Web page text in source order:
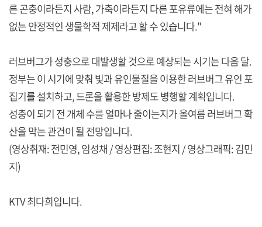
른 곤충이라든지 사람, 가축이라든지 다른 포유류에는 전혀 해가
없는 안정적인 생물학적 제제라고 할 수 있습니다."
러브버그가 성충으로 대발생할 것으로 예상되는 시기는 다음 달.
정부는 이 시기에 맞춰 빛과 유인물질을 이용한 러브버그 유인 포
집기를 설치하고, 드론을 활용한 방제도 병행할 계획입니다.
성충이 되기 전 개체 수를 얼마나 줄이는지가 올여름 러브버그 확
산을 막는 관건이 될 전망입니다.
(영상취재: 전민영, 임성채 / 영상편집: 조현지 / 영상그래픽: 김민
지)
KTV 최다희입니다.